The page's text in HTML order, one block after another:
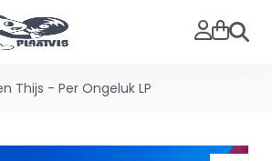
Thijs - Per Ongeluk LP